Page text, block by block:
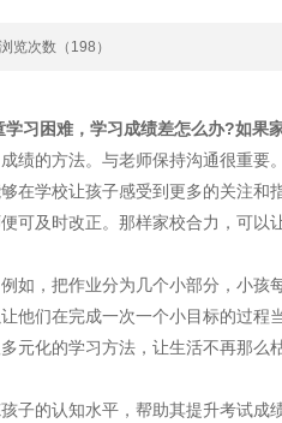
浏览次数（198）
习困难，学习成绩差怎么办?如果
绩的方法。与老师保持沟通很重要。
在学校让孩子感受到更多的关注和指
可及时改正。那样家校合力，可
如，把作业分为几个小部分，小孩
他们在完成一次一个小目标的过程
元化的学习方法，让生活不再那
子的认知水平，帮助其提升考试